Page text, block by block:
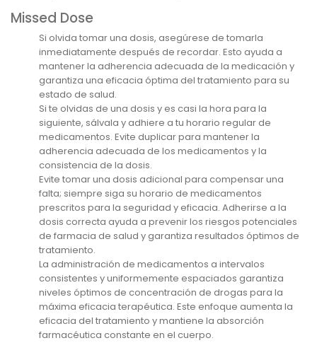
Missed Dose
Si olvida tomar una dosis, asegúrese de tomarla
inmediatamente después de recordar. Esto ayuda a
mantener la adherencia adecuada de la medicación y
garantiza una eficacia óptima del tratamiento para su
estado de salud.
Si te olvidas de una dosis y es casi la hora para la
siguiente, sálvala y adhiere a tu horario regular de
medicamentos. Evite duplicar para mantener la
adherencia adecuada de los medicamentos y la
consistencia de la dosis.
Evite tomar una dosis adicional para compensar una
falta; siempre siga su horario de medicamentos
prescritos para la seguridad y eficacia. Adherirse a la
dosis correcta ayuda a prevenir los riesgos potenciales
de farmacia de salud y garantiza resultados óptimos de
tratamiento.
La administración de medicamentos a intervalos
consistentes y uniformemente espaciados garantiza
niveles óptimos de concentración de drogas para la
máxima eficacia terapéutica. Este enfoque aumenta la
eficacia del tratamiento y mantiene la absorción
farmacéutica constante en el cuerpo.